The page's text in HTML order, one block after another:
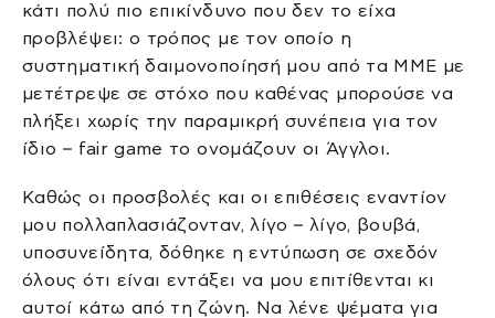
κάτι πολύ πιο επικίνδυνο που δεν το είχα
προβλέψει: ο τρόπος με τον οποίο η
συστηματική δαιμονοποίησή μου από τα ΜΜΕ με
μετέτρεψε σε στόχο που καθένας μπορούσε να
πλήξει χωρίς την παραμικρή συνέπεια για τον
ίδιο – fair game το ονομάζουν οι Άγγλοι.
Καθώς οι προσβολές και οι επιθέσεις εναντίον
μου πολλαπλασιάζονταν, λίγο – λίγο, βουβά,
υποσυνείδητα, δόθηκε η εντύπωση σε σχεδόν
όλους ότι είναι εντάξει να μου επιτίθενται κι
αυτοί κάτω από τη ζώνη. Να λένε ψέματα για